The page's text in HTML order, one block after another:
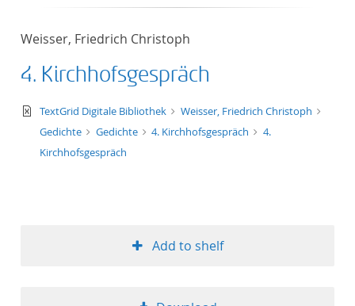
Weisser, Friedrich Christoph
4. Kirchhofsgespräch
text/xml
TextGrid Digitale Bibliothek
Weisser, Friedrich Christoph
Gedichte
Gedichte 4. Kirchhofsgespräch
4.
Kirchhofsgespräch
Add to shelf